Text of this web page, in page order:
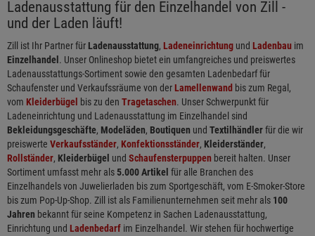
Ladenausstattung für den Einzelhandel von Zill -
und der Laden läuft!
Zill ist Ihr Partner für Ladenausstattung, Ladeneinrichtung und Ladenbau im
Einzelhandel . Unser Onlineshop bietet ein umfangreiches und preiswertes
Ladenausstattungs-Sortiment sowie den gesamten Ladenbedarf für
Schaufenster und Verkaufssräume von derLamellenwand bis zum Regal,
vom Kleiderbügel bis zu den Tragetaschen. Unser Schwerpunkt für
Ladeneinrichtung und Ladenausstattung im Einzelhandel sind
Bekleidungsgeschäfte, Modeläden, Boutiquen und Textilhändlerfür die wir
preiswerte Verkaufsständer, Konfektionsständer, Kleiderständer,
Rollständer, Kleiderbügel und Schaufensterpuppen bereit halten. Unser
Sortiment umfasst mehr als5.000 Artikel für alle Branchen des
Einzelhandels von Juwelierladen bis zum Sportgeschäft, vom E-Smoker-Store
bis zum Pop-Up-Shop. Zill ist als Familienunternehmen seit mehr als 100
Jahren bekannt für seine Kompetenz in Sachen Ladenausstattung,
Einrichtung und Ladenbedarf im Einzelhandel. Wir stehen für hochwertige